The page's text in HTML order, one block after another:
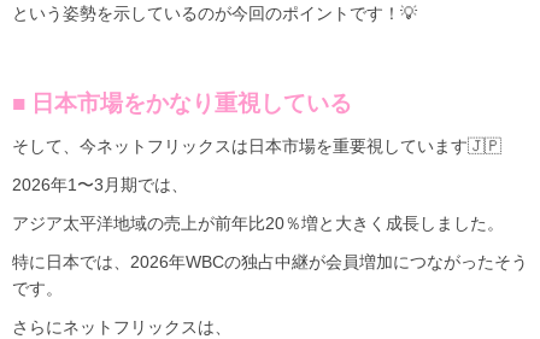
という姿勢を示しているのが今回のポイントです！💡
■ 日本市場をかなり重視している
そして、今ネットフリックスは日本市場を重要視しています🇯🇵
2026年1〜3月期では、
アジア太平洋地域の売上が前年比20％増と大きく成長しました。
特に日本では、2026年WBCの独占中継が会員増加につながったそう
です。
さらにネットフリックスは、